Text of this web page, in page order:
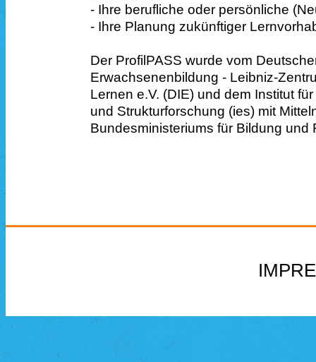
- Ihre berufliche oder persönliche
- Ihre Planung zukünftiger
Der ProfilPASS wurde vom
Erwachsenenbildung - Leibniz-
Lernen e.V. (DIE) und dem Institut
und Strukturforschung (ies) mit
Bundesministeriums für Bildung und